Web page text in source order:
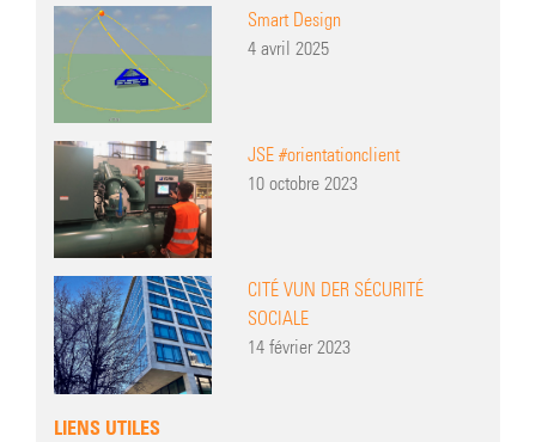
Smart Design
4 avril 2025
JSE #orientationclient
10 octobre 2023
CITÉ VUN DER SÉCURITÉ
SOCIALE
14 février 2023
LIENS UTILES